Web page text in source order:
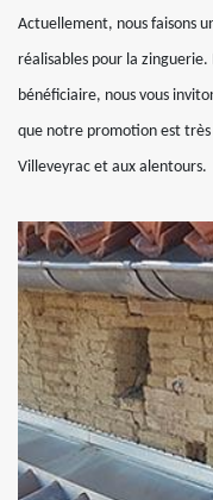
Actuellement, nous faisons
réalisables pour la
bénéficiaire, nous vous
que notre promotion est
Villeveyrac et aux alentours.